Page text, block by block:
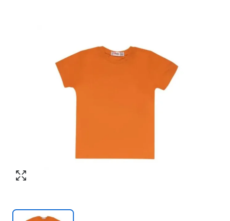
Согласен с обработкой персональных
КУПИТЬ